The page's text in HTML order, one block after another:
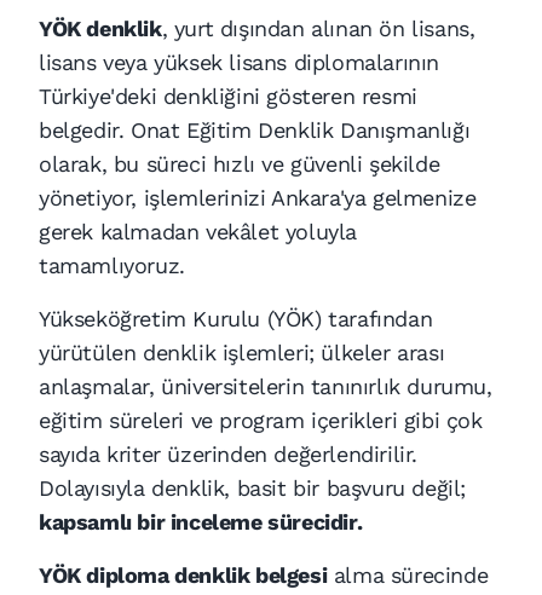
YÖK denklik, yurt dışından alınan ön lisans,
lisans veya yüksek lisans diplomalarının
Türkiye'deki denkliğini gösteren resmi
belgedir. Onat Eğitim Denklik Danışmanlığı
olarak, bu süreci hızlı ve güvenli şekilde
yönetiyor, işlemlerinizi Ankara'ya gelmenize
gerek kalmadan vekâlet yoluyla
tamamlıyoruz.
Yükseköğretim Kurulu (YÖK) tarafından
yürütülen denklik işlemleri; ülkeler arası
anlaşmalar, üniversitelerin tanınırlık durumu,
eğitim süreleri ve program içerikleri gibi çok
sayıda kriter üzerinden değerlendirilir.
Dolayısıyla denklik, basit bir başvuru değil;
kapsamlı bir inceleme sürecidir.
YÖK diploma denklik belgesialma sürecinde